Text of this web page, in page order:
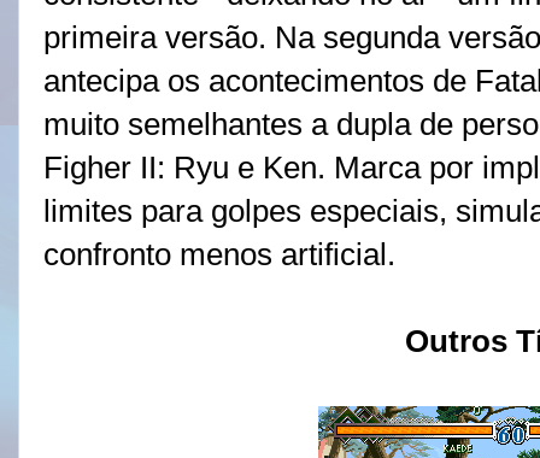
primeira versão. Na segunda
antecipa os acontecimentos de
muito semelhantes a dupla de
Figher II: Ryu e Ken. Marca por
limites para golpes especiais,
confronto menos artificial.
Outros